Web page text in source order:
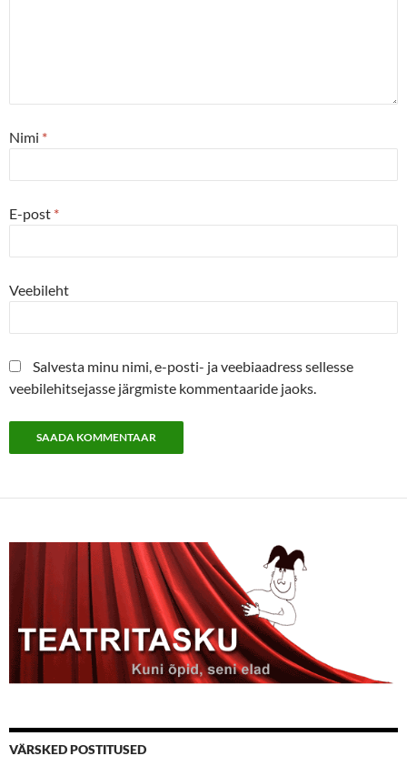
Nimi *
E-post *
Veebileht
Salvesta minu nimi, e-posti- ja veebiaadress sellesse
veebilehitsejasse järgmiste kommentaaride jaoks.
VÄRSKED POSTITUSED